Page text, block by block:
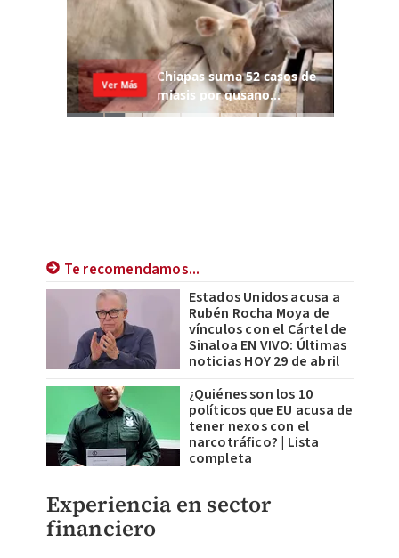
Te recomendamos...
Estados Unidos acusa a
Rubén Rocha Moya de
vínculos con el Cártel de
Sinaloa EN VIVO: Últimas
noticias HOY 29 de abril
¿Quiénes son los 10
políticos que EU acusa de
tener nexos con el
narcotráfico? | Lista
completa
Experiencia en sector
financiero